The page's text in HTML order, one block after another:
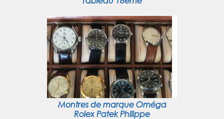
Montres de marque Oméga
Rolex Patek Philippe